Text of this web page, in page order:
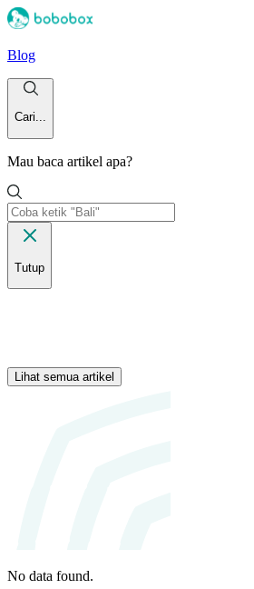
Blog
Cari...
Mau baca artikel apa?
Tutup
Lihat semua artikel
No data found.